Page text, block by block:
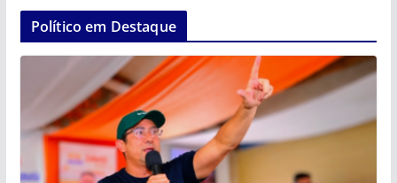
Político em Destaque